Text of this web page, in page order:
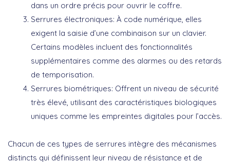
dans un ordre précis pour ouvrir le coffre.
Serrures électroniques: À code numérique, elles
exigent la saisie d’une combinaison sur un clavier.
Certains modèles incluent des fonctionnalités
supplémentaires comme des alarmes ou des retards
de temporisation.
Serrures biométriques: Offrent un niveau de sécurité
très élevé, utilisant des caractéristiques biologiques
uniques comme les empreintes digitales pour l’accès.
Chacun de ces types de serrures intègre des mécanismes
distincts qui définissent leur niveau de résistance et de